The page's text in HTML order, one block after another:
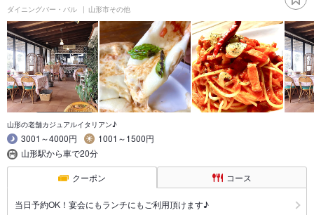
ダイニングバー・バル 山形市その他
山形の老舗カジュアルイタリアン♪
3001～4000円
1001～1500円
山形駅から車で20分
クーポン コース
当日予約OK！宴会にもランチにもご利用頂けます♪